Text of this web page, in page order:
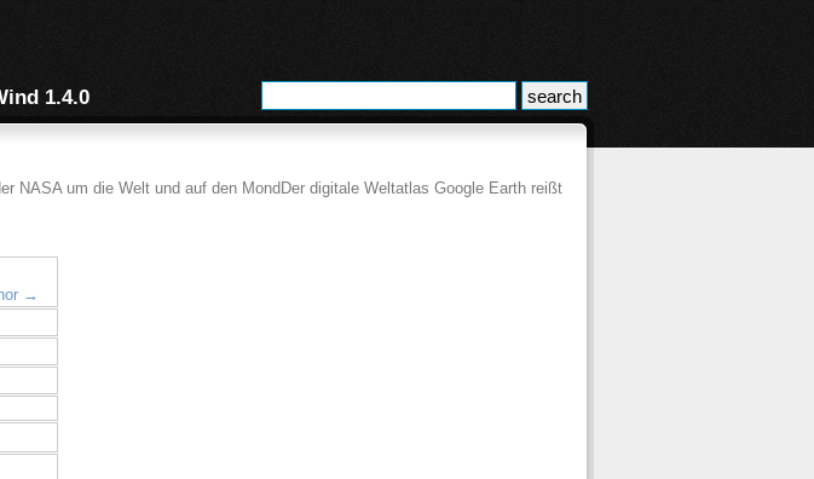
1.4.0
NASA um die Welt und auf den MondDer digitale Weltatlas Google Earth reißt
→